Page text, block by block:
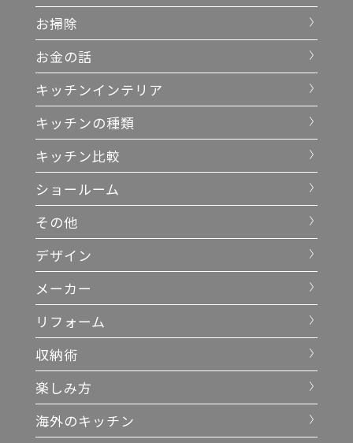
お掃除
お金の話
キッチンインテリア
キッチンの種類
キッチン比較
ショールーム
その他
デザイン
メーカー
リフォーム
収納術
楽しみ方
海外のキッチン